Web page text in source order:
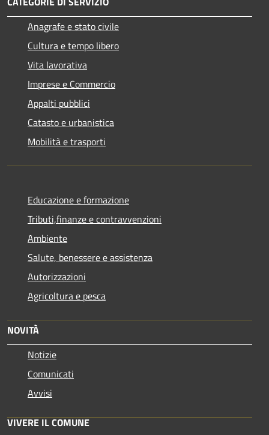
Anagrafe e stato civile
Cultura e tempo libero
Vita lavorativa
Imprese e Commercio
Appalti pubblici
Catasto e urbanistica
Mobilità e trasporti
Educazione e formazione
Tributi,finanze e contravvenzioni
Ambiente
Salute, benessere e assistenza
Autorizzazioni
Agricoltura e pesca
NOVITÀ
Notizie
Comunicati
Avvisi
VIVERE IL COMUNE